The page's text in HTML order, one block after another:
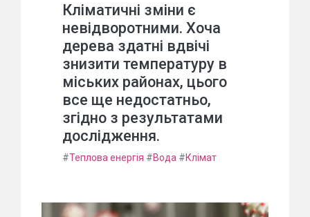
Кліматичні зміни є
невідворотними. Хоча
дерева здатні вдвічі
знизити температуру в
міських районах, цього
все ще недостатньо,
згідно з результатами
дослідження.
#Теплова енергія #Вода #Клімат